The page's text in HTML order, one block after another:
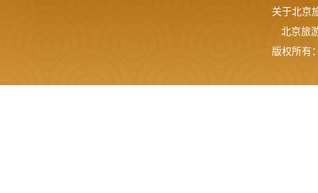
关于北京
北京旅
版权所有